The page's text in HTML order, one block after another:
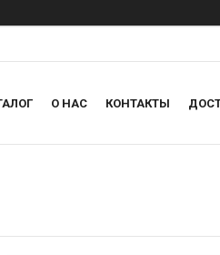
О НАС КОНТАКТЫ